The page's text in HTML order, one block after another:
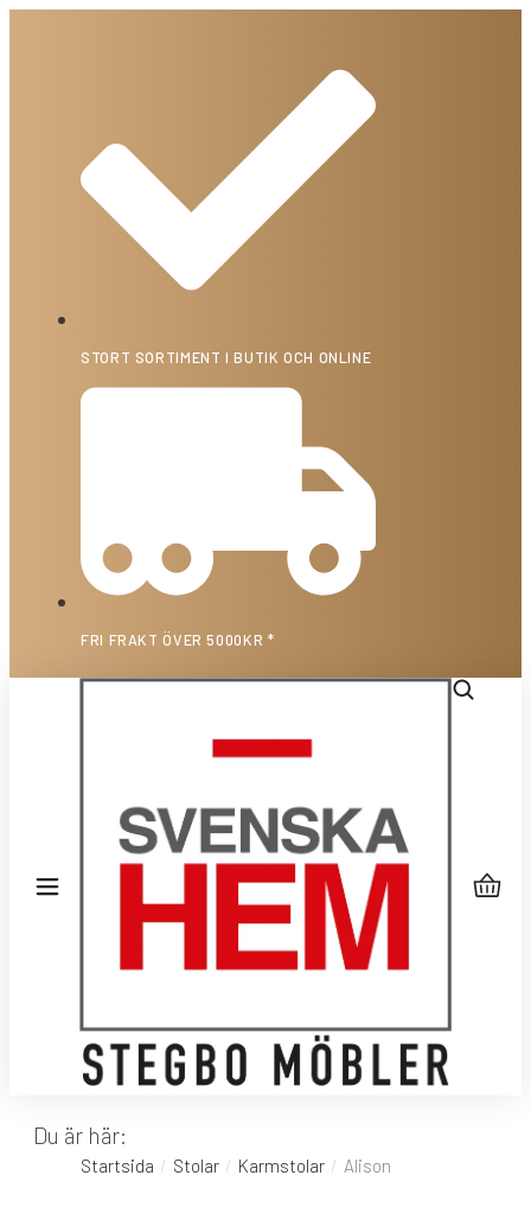
STORT SORTIMENT I BUTIK OCH ONLINE
FRI FRAKT ÖVER 5000KR *
Du är här:
Startsida Stolar Karmstolar Alison